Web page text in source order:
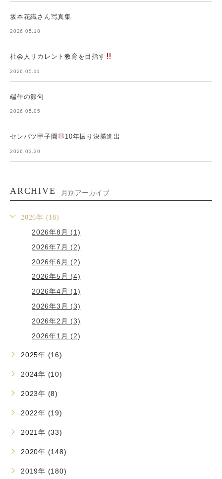
坂本花織さん写真集
2026.05.18
社会人リカレント教育を目指す
2026.05.11
端午の節句
2026.05.05
センバツ甲子園 10年振り決勝進出
2026.03.30
ARCHIVE 月別アーカイブ
2026年 (18)
2026年8月 (1)
2026年7月 (2)
2026年6月 (2)
2026年5月 (4)
2026年4月 (1)
2026年3月 (3)
2026年2月 (3)
2026年1月 (2)
2025年 (16)
2024年 (10)
2023年 (8)
2022年 (19)
2021年 (33)
2020年 (148)
2019年 (180)